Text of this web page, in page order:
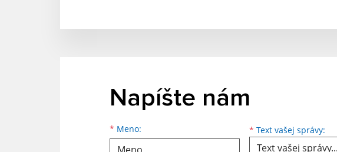
Napíšte nám
* Meno:
Meno
Priezvisko
E-mailová adresa * Text vašej správy: